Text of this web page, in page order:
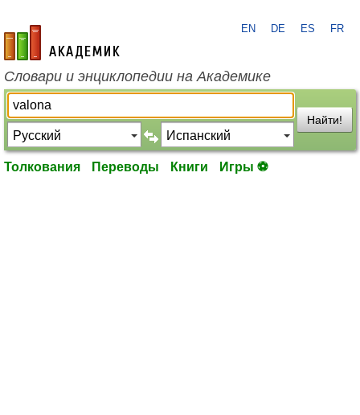
academic.ru
EN DE ES FR
Словари и энциклопедии на Академике
Найти!
Толкования Переводы Книги Игры ⚽